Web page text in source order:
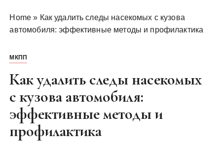
Home » Как удалить следы насекомых с кузова
автомобиля: эффективные методы и профилактика
МКПП
Как удалить следы насекомых
с кузова автомобиля:
эффективные методы и
профилактика